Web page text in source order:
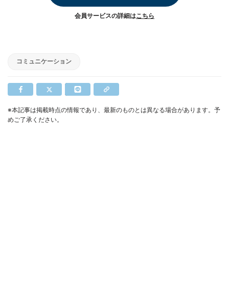
会員サービスの詳細はこちら
コミュニケーション
※本記事は掲載時点の情報であり、最新のものとは異なる場合があります。予
めご了承ください。